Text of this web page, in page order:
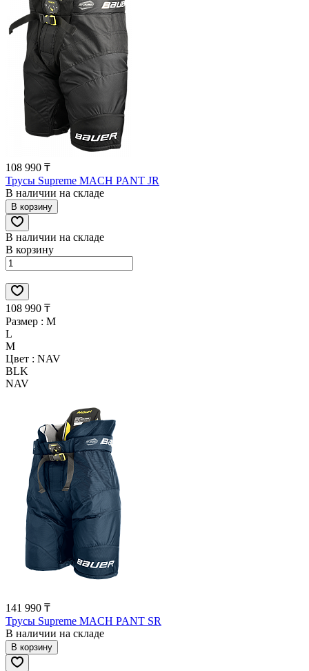
108 990 ₸
Трусы Supreme MACH PANT JR
В наличии на складе
В корзину
В наличии на складе
В корзину
108 990 ₸
Размер : M
L
M
Цвет : NAV
BLK
NAV
141 990 ₸
Трусы Supreme MACH PANT SR
В наличии на складе
В корзину